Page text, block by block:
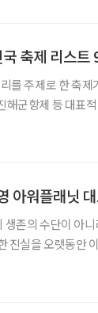
축제 리스트
를 주제로 한 축
군항제 등 대표
아워플래닛
진실을 오랫동안